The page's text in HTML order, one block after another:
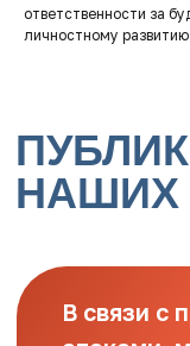
ответственности за
личностному развитию
Федерального
«Карьерная
сделано для
доменное имя —